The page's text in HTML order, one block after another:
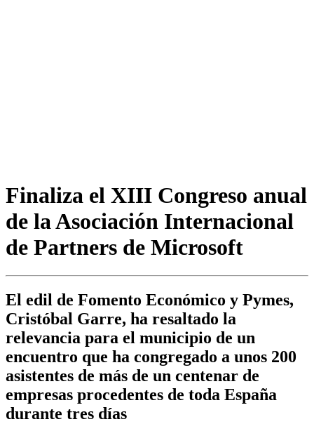
Finaliza el XIII Congreso anual
de la Asociación Internacional
de Partners de Microsoft
El edil de Fomento Económico y Pymes,
Cristóbal Garre, ha resaltado la
relevancia para el municipio de un
encuentro que ha congregado a unos 200
asistentes de más de un centenar de
empresas procedentes de toda España
durante tres días